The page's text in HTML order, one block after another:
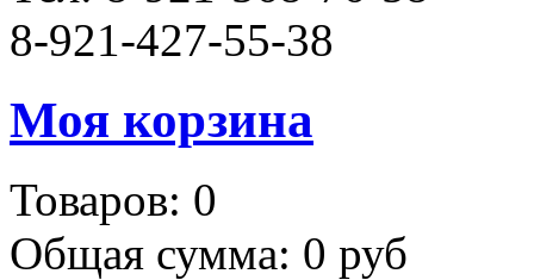
8-921-427-55-38
Моя корзина
Товаров: 0
Общая сумма: 0 руб